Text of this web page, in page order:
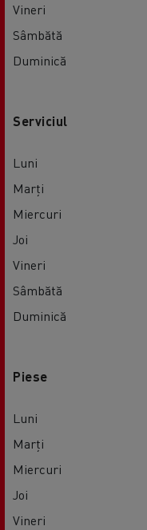
Vineri
Sâmbătă
Duminică
Serviciul
Luni
Marți
Miercuri
Joi
Vineri
Sâmbătă
Duminică
Piese
Luni
Marți
Miercuri
Joi
Vineri